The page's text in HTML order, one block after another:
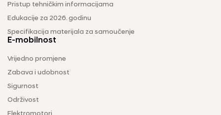
Pristup tehničkim informacijama
Edukacije za 2026. godinu
Specifikacija materijala za samoučenje
E-mobilnost
Vrijedno promjene
Zabava i udobnost
Sigurnost
Održivost